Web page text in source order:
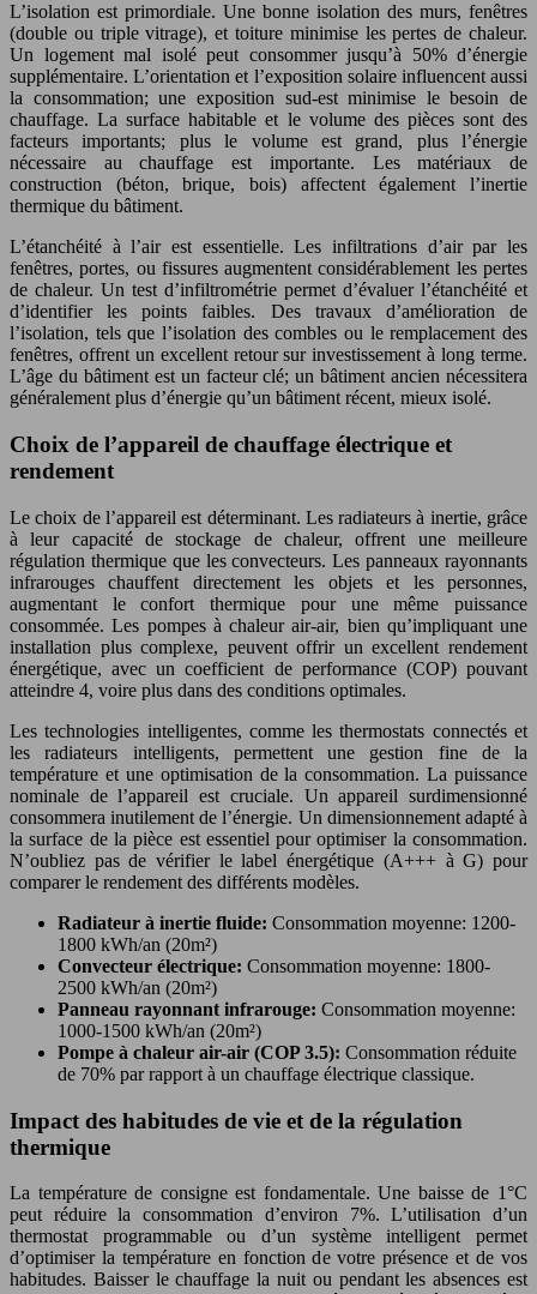
L’isolation est primordiale. Une bonne isolation des murs, fenêtres
(double ou triple vitrage), et toiture minimise les pertes de chaleur.
Un logement mal isolé peut consommer jusqu’à 50% d’énergie
supplémentaire. L’orientation et l’exposition solaire influencent aussi
la consommation; une exposition sud-est minimise le besoin de
chauffage. La surface habitable et le volume des pièces sont des
facteurs importants; plus le volume est grand, plus l’énergie
nécessaire au chauffage est importante. Les matériaux de
construction (béton, brique, bois) affectent également l’inertie
thermique du bâtiment.
L’étanchéité à l’air est essentielle. Les infiltrations d’air par les
fenêtres, portes, ou fissures augmentent considérablement les pertes
de chaleur. Un test d’infiltrométrie permet d’évaluer l’étanchéité et
d’identifier les points faibles. Des travaux d’amélioration de
l’isolation, tels que l’isolation des combles ou le remplacement des
fenêtres, offrent un excellent retour sur investissement à long terme.
L’âge du bâtiment est un facteur clé; un bâtiment ancien nécessitera
généralement plus d’énergie qu’un bâtiment récent, mieux isolé.
Choix de l’appareil de chauffage électrique et
rendement
Le choix de l’appareil est déterminant. Les radiateurs à inertie, grâce
à leur capacité de stockage de chaleur, offrent une meilleure
régulation thermique que les convecteurs. Les panneaux rayonnants
infrarouges chauffent directement les objets et les personnes,
augmentant le confort thermique pour une même puissance
consommée. Les pompes à chaleur air-air, bien qu’impliquant une
installation plus complexe, peuvent offrir un excellent rendement
énergétique, avec un coefficient de performance (COP) pouvant
atteindre 4, voire plus dans des conditions optimales.
Les technologies intelligentes, comme les thermostats connectés et
les radiateurs intelligents, permettent une gestion fine de la
température et une optimisation de la consommation. La puissance
nominale de l’appareil est cruciale. Un appareil surdimensionné
consommera inutilement de l’énergie. Un dimensionnement adapté à
la surface de la pièce est essentiel pour optimiser la consommation.
N’oubliez pas de vérifier le label énergétique (A+++ à G) pour
comparer le rendement des différents modèles.
Radiateur à inertie fluide: Consommation moyenne: 1200-
1800 kWh/an (20m²)
Convecteur électrique: Consommation moyenne: 1800-
2500 kWh/an (20m²)
Panneau rayonnant infrarouge: Consommation moyenne:
1000-1500 kWh/an (20m²)
Pompe à chaleur air-air (COP 3.5): Consommation réduite
de 70% par rapport à un chauffage électrique classique.
Impact des habitudes de vie et de la régulation
thermique
La température de consigne est fondamentale. Une baisse de 1°C
peut réduire la consommation d’environ 7%. L’utilisation d’un
thermostat programmable ou d’un système intelligent permet
d’optimiser la température en fonction de votre présence et de vos
habitudes. Baisser le chauffage la nuit ou pendant les absences est